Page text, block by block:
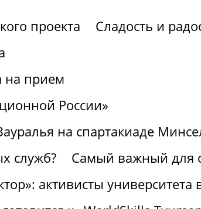
проекта
Сладость и
на прием
России»
на спартакиаде
служб?
Самый важный для
активисты университета